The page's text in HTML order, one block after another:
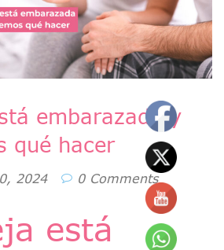
embarazada y
qué hacer
2024 0 Comments
está